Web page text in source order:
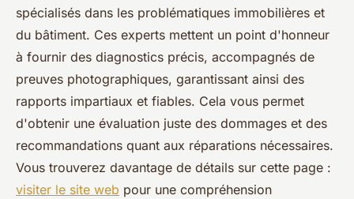
spécialisés dans les problématiques immobilières et
du bâtiment. Ces experts mettent un point d'honneur
à fournir des diagnostics précis, accompagnés de
preuves photographiques, garantissant ainsi des
rapports impartiaux et fiables. Cela vous permet
d'obtenir une évaluation juste des dommages et des
recommandations quant aux réparations nécessaires.
Vous trouverez davantage de détails sur cette page :
visiter le site web pour une compréhension